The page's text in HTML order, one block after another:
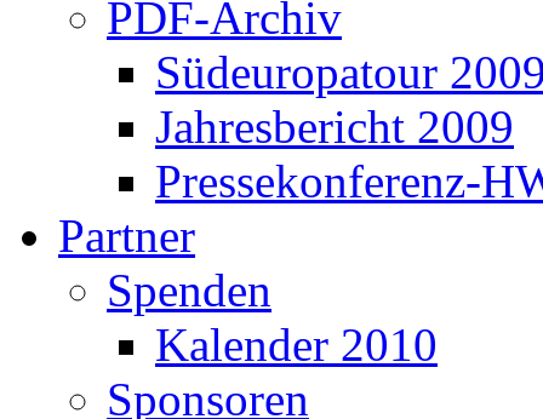
PDF-Archiv
Südeuropatour
Jahresbericht 2009
Pressekonferenz-
Partner
Spenden
Kalender 2010
Sponsoren